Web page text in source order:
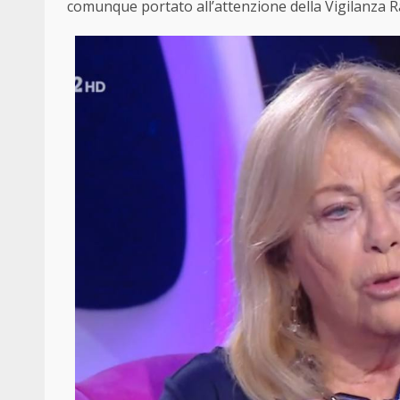
comunque portato all’attenzione della Vigilanza